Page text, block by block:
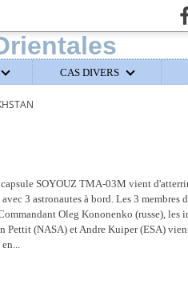
CAS DIVERS
SOYOUZ TMA-03M vient
avec 3 astronautes à bord. Les 3 membres
Oleg Kononenko (russe), les
Pettit (NASA) et Andre Kuiper (ESA)